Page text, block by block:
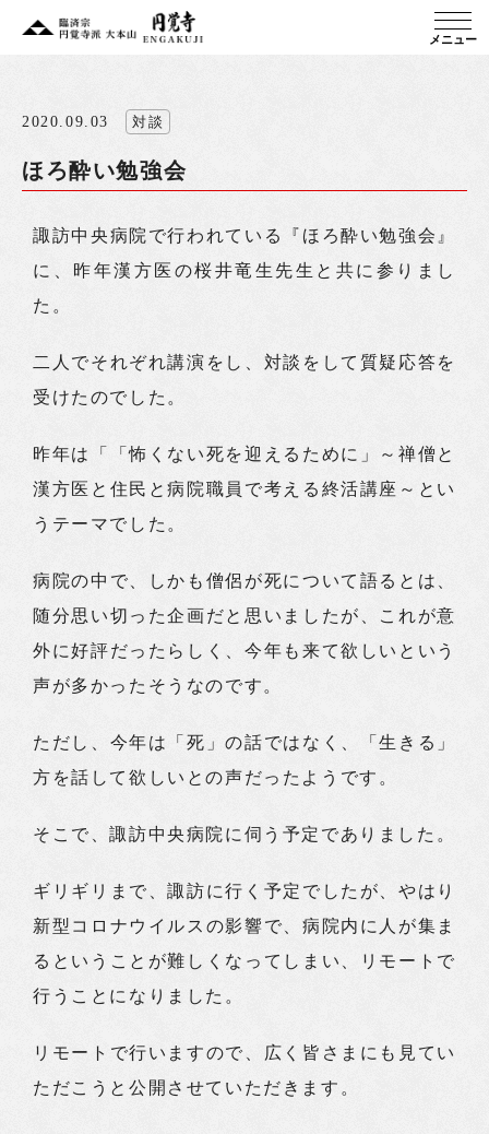
メニュー
2020.09.03 対談
ほろ酔い勉強会
諏訪中央病院で行われている『ほろ酔い勉強会』
に、昨年漢方医の桜井竜生先生と共に参りまし
た。
二人でそれぞれ講演をし、対談をして質疑応答を
受けたのでした。
昨年は「「怖くない死を迎えるために」～禅僧と
漢方医と住民と病院職員で考える終活講座～とい
うテーマでした。
病院の中で、しかも僧侶が死について語るとは、
随分思い切った企画だと思いましたが、これが意
外に好評だったらしく、今年も来て欲しいという
声が多かったそうなのです。
ただし、今年は「死」の話ではなく、「生きる」
方を話して欲しいとの声だったようです。
そこで、諏訪中央病院に伺う予定でありました。
ギリギリまで、諏訪に行く予定でしたが、やはり
新型コロナウイルスの影響で、病院内に人が集ま
るということが難しくなってしまい、リモートで
行うことになりました。
リモートで行いますので、広く皆さまにも見てい
ただこうと公開させていただきます。